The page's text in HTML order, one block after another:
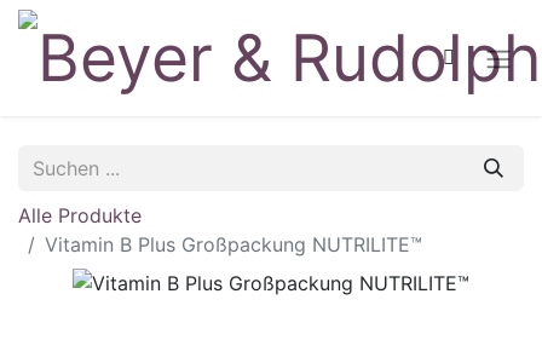
Alle Produkte
Vitamin B Plus Großpackung NUTRILITE™